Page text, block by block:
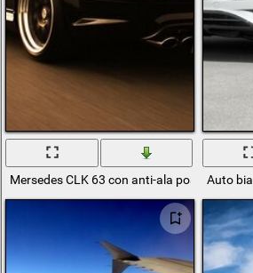
Mersedes CLK 63 con anti-ala posteriore
Auto